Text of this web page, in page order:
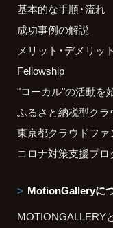
基本的な手順・流れ
成功事例の解説
メリット・デメリット
Fellowship
"ローカル"の活動を
ふるさと納税型ク
東京都クラウドフ
コロナ対策支援プ
MotionGalleryに
MOTIONGALLERY